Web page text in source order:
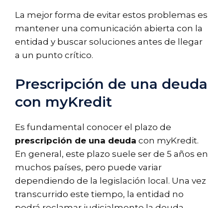
La mejor forma de evitar estos problemas es
mantener una comunicación abierta con la
entidad y buscar soluciones antes de llegar
a un punto crítico.
Prescripción de una deuda
con myKredit
Es fundamental conocer el plazo de
prescripción de una deuda con myKredit.
En general, este plazo suele ser de 5 años en
muchos países, pero puede variar
dependiendo de la legislación local. Una vez
transcurrido este tiempo, la entidad no